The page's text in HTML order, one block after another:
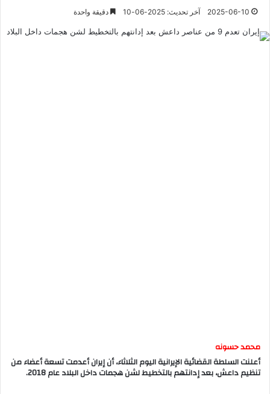
2025-06-10 آخر تحديث: 2025-06-10 دقيقة واحدة
محمد حسونه
أعلنت السلطة القضائية الإيرانية اليوم الثلاثاء، أن إيران أعدمت تسعة أعضاء من
تنظيم داعش، بعد إدانتهم بالتخطيط لشن هجمات داخل البلاد عام 2018.